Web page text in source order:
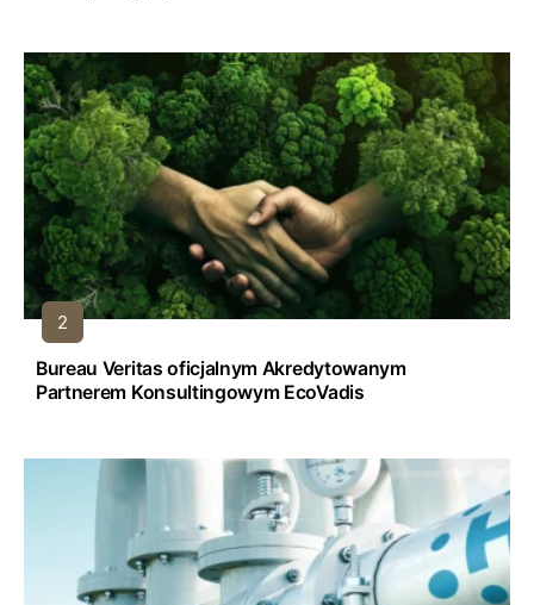
Bureau Veritas oficjalnym Akredytowanym
Partnerem Konsultingowym EcoVadis